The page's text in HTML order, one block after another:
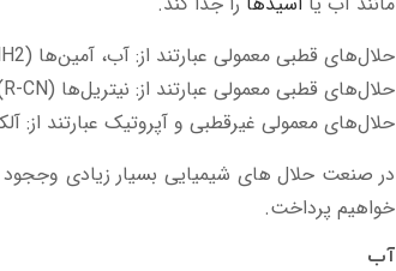
حلال‌های قطبی معمولی عبارتند از: آب، آمین‌ها (R-NH2)، آلکانول‌ها (R-OH)، اسیدهای آلکانوئیک (R-COOH)
حلال‌های قطبی معمولی عبارتند از: نیتریل‌ها (R-CN)، کتون‌ها (R-CO-R)
حلال‌های معمولی غیرقطبی و آپروتیک عبارتند از:
خواهیم پرداخت.
آب